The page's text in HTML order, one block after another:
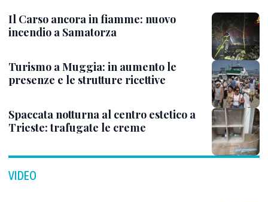
Il Carso ancora in fiamme: nuovo
incendio a Samatorza
Turismo a Muggia: in aumento le
presenze e le strutture ricettive
Spaccata notturna al centro estetico a
Trieste: trafugate le creme
VIDEO